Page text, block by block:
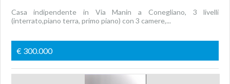
Casa indipendente in Via Manin a Conegliano, 3 livelli
(interrato,piano terra, primo piano) con 3 camere,...
€ 300.000